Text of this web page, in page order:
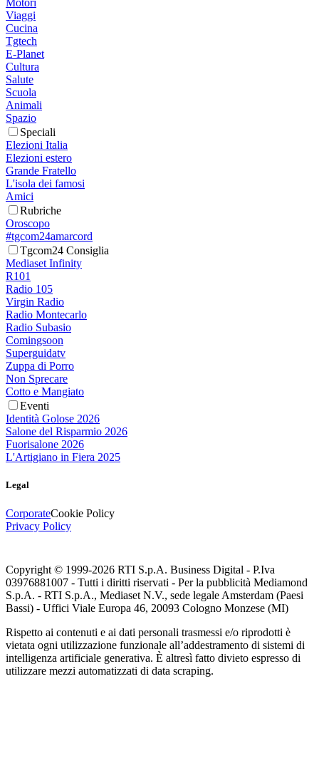
Motori
Viaggi
Cucina
Tgtech
E-Planet
Cultura
Salute
Scuola
Animali
Spazio
Speciali
Elezioni Italia
Elezioni estero
Grande Fratello
L'isola dei famosi
Amici
Rubriche
Oroscopo
#tgcom24amarcord
Tgcom24 Consiglia
Mediaset Infinity
R101
Radio 105
Virgin Radio
Radio Montecarlo
Radio Subasio
Comingsoon
Superguidatv
Zuppa di Porro
Non Sprecare
Cotto e Mangiato
Eventi
Identità Golose 2026
Salone del Risparmio 2026
Fuorisalone 2026
L'Artigiano in Fiera 2025
Legal
CorporateCookie Policy
Privacy Policy
Copyright © 1999-2026 RTI S.p.A. Business Digital - P.Iva
03976881007 - Tutti i diritti riservati - Per la pubblicità Mediamond
S.p.A. - RTI S.p.A., Mediaset N.V., sede legale Amsterdam (Paesi
Bassi) - Uffici Viale Europa 46, 20093 Cologno Monzese (MI)
Rispetto ai contenuti e ai dati personali trasmessi e/o riprodotti è
vietata ogni utilizzazione funzionale all’addestramento di sistemi di
intelligenza artificiale generativa. È altresì fatto divieto espresso di
utilizzare mezzi automatizzati di data scraping.